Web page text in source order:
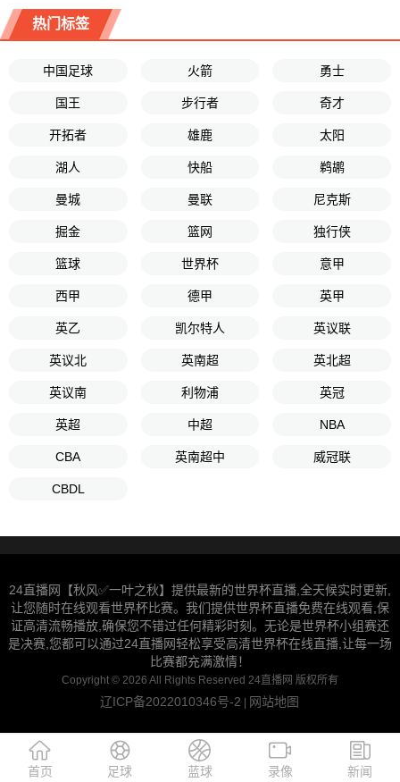
热门标签
中国足球 火箭 勇士
国王 步行者 奇才
开拓者 雄鹿 太阳
湖人 快船 鹈鹕
曼城 曼联 尼克斯
掘金 篮网 独行侠
篮球 世界杯 意甲
西甲 德甲 英甲
英乙 凯尔特人 英议联
英议北 英南超 英北超
英议南 利物浦 英冠
英超 中超 NBA
CBA 英南超中 威冠联
CBDL
24直播网【秋风✅一叶之秋】提供最新的世界杯直播,全天候实时更新,
让您随时在线观看世界杯比赛。我们提供世界杯直播免费在线观看,保
证高清流畅播放,确保您不错过任何精彩时刻。无论是世界杯小组赛还
是决赛,您都可以通过24直播网轻松享受高清世界杯在线直播,让每一场
比赛都充满激情！
Copyright © 2026 All Rights Reserved 24直播网 版权所有
辽ICP备2022010346号-2 | 网站地图
首页 足球 蓝球 录像 新闻